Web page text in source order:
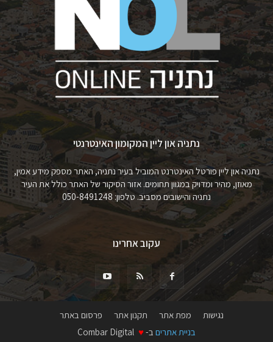
נתניה און ליין המקומון האינטרנטי
נתניה און ליין פורטל האינטרנט המוביל בעיר נתניה, האתר מספק מידע אמין,
מאוזן, מהיר ומדויק במגוון תחומים. אזור הסיקור של האתר כולל את העיר
נתניה והישובים מסביב. טלפון: 050-8491248
עקוב אחרינו
נגישות מפת אתר תקנון אתר
פרסום באתר
בניית אתרים ב- ♥